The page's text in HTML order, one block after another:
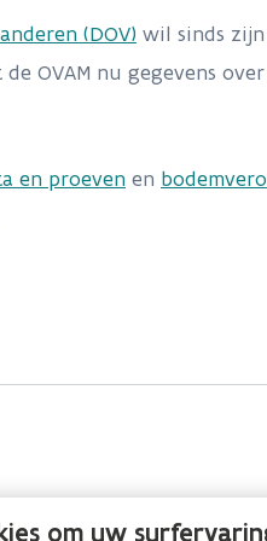
(DOV) wil sinds
OVAM nu gegevens
en proeven en
om uw